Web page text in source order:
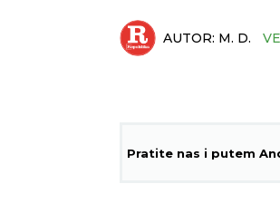
AUTOR: M. D.
Pratite nas i putem